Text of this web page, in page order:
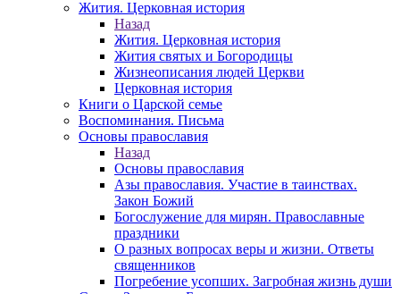
Жития. Церковная история
Назад
Жития. Церковная история
Жития святых и Богородицы
Жизнеописания людей Церкви
Церковная история
Книги о Царской семье
Воспоминания. Письма
Основы православия
Назад
Основы православия
Азы православия. Участие в таинствах.
Закон Божий
Богослужение для мирян. Православные
праздники
О разных вопросах веры и жизни. Ответы
священников
Погребение усопших. Загробная жизнь души